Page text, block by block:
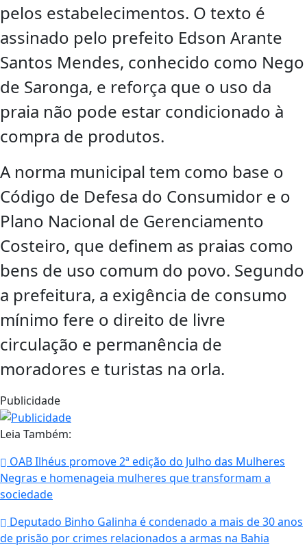
pelos estabelecimentos. O texto é
assinado pelo prefeito Edson Arante
Santos Mendes, conhecido como Nego
de Saronga, e reforça que o uso da
praia não pode estar condicionado à
compra de produtos.
A norma municipal tem como base o
Código de Defesa do Consumidor e o
Plano Nacional de Gerenciamento
Costeiro, que definem as praias como
bens de uso comum do povo. Segundo
a prefeitura, a exigência de consumo
mínimo fere o direito de livre
circulação e permanência de
moradores e turistas na orla.
Publicidade
Leia Também:
OAB Ilhéus promove 2ª edição do Julho das Mulheres
Negras e homenageia mulheres que transformam a
sociedade
Deputado Binho Galinha é condenado a mais de 30 anos
de prisão por crimes relacionados a armas na Bahia